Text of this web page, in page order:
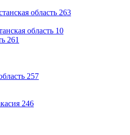
область 263
область 10
261
257
246